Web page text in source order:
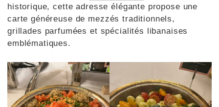
historique, cette adresse élégante propose une
carte généreuse de mezzés traditionnels,
grillades parfumées et spécialités libanaises
emblématiques.